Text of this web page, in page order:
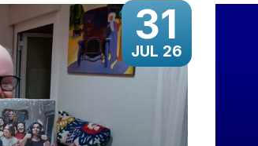
31
JUL 26